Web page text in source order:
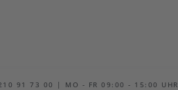
91 73 00 | MO - FR 09:00 - 15:00 UHR